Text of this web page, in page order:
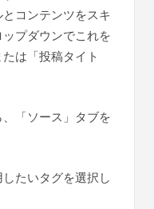
コンテンツをスキ
プダウンでこれを
は「投稿タイト
「ソース」タブを
たいタグを選択し